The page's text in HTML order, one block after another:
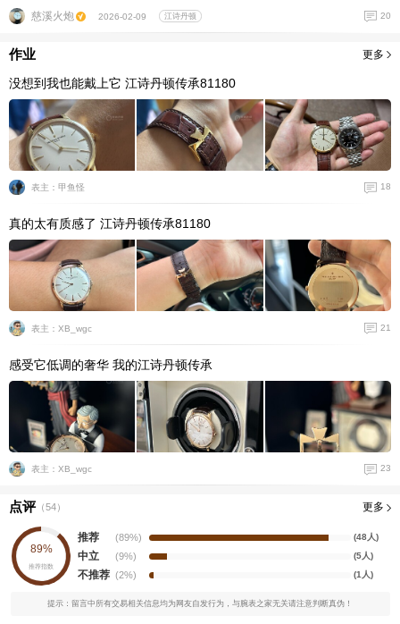
慈溪火炮 2026-02-09 江诗丹顿 20
作业 更多
没想到我也能戴上它 江诗丹顿传承81180
表主：甲鱼怪 18
真的太有质感了 江诗丹顿传承81180
表主：XB_wgc 21
感受它低调的奢华 我的江诗丹顿传承
表主：XB_wgc 23
点评（54） 更多
89%
推荐指数
推荐 (89%) (48人)
中立 (9%) (5人)
不推荐 (2%) (1人)
提示：留言中所有交易相关信息均为网友自发行为，与腕表之家无关请注意判断真伪！